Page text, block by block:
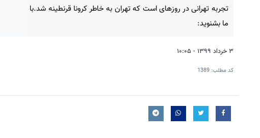
تجربه تهرانی در روزهای است که تهران به خاطر کرونا قرنطینه شد.با
ما بشنوید:
۳ خرداد ۱۳۹۹ - ۱۰:۰۵
کد مطلب: 1389